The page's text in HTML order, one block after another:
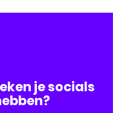
je socials